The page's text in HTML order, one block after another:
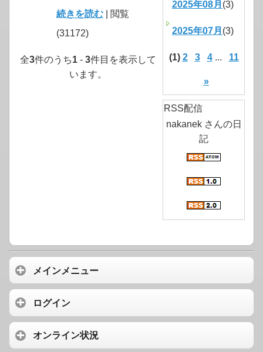
続きを読む | 閲覧
(31172)
全3件のうち1 - 3件目を表示して
います。
2025年08月 (3)
2025年07月 (3)
(1) 2 3 4... 11
»
RSS配信
nakanek さんの日
記
メインメニュー
ログイン
オンライン状況